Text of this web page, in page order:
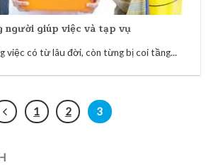
người giúp việc và tạp vụ
việc có từ lâu đời, còn từng bị coi tầng...
1 2 3